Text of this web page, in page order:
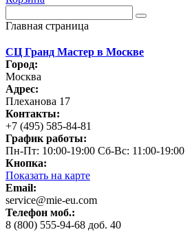
Главная страница
СЦ Гранд Мастер в Москве
Город:
Москва
Адрес:
Плеханова 17
Контакты:
+7 (495) 585-84-81
График работы:
Пн-Пт: 10:00-19:00 Сб-Вс: 11:00-19:00
Кнопка:
Показать на карте
Email:
service@mie-eu.com
Телефон моб.:
8 (800) 555-94-68 доб. 40